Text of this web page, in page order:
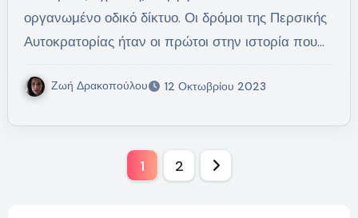
οργανωμένο οδικό δίκτυο. Οι δρόμοι της Περσικής
Αυτοκρατορίας ήταν οι πρώτοι στην ιστορία που…
Ζωή Δρακοπούλου 12 Οκτωβρίου 2023
Σελιδοποίηση
1 2